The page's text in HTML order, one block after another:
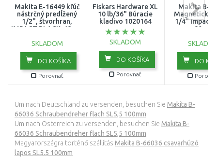
Makita E-16449 kľúč
nástrčný predĺžený
1/2", štvorhran,
IMPACT BLACK, 13mm
SKLADOM
DO KOŠÍKA
Porovnať
Fiskars Hardware XL
10 lb/36" Búracie
kladivo 1020164
SKLADOM
DO KOŠÍKA
Porovnať
Makita B-
Magnetický
1/4" Impact
80mm
DO
Um nach Deutschland zu versenden, besuchen Sie Makita B-
66036 Schraubendreher flach SL5,5 100mm
Um nach Österreich zu versenden, besuchen Sie Makita B-
66036 Schraubendreher flach SL5,5 100mm
Magyarországra történő szállítás Makita B-66036 csavarhúzó
lapos SL5.5 100mm